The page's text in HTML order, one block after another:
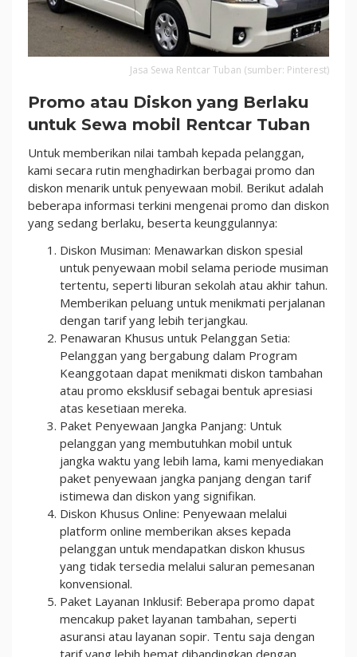
Jasa Sewa Rentcar Tuban (sumber: Pinterest)
Promo atau Diskon yang Berlaku
untuk Sewa mobil Rentcar Tuban
Untuk memberikan nilai tambah kepada pelanggan,
kami secara rutin menghadirkan berbagai promo dan
diskon menarik untuk penyewaan mobil. Berikut adalah
beberapa informasi terkini mengenai promo dan diskon
yang sedang berlaku, beserta keunggulannya:
Diskon Musiman: Menawarkan diskon spesial
untuk penyewaan mobil selama periode musiman
tertentu, seperti liburan sekolah atau akhir tahun.
Memberikan peluang untuk menikmati perjalanan
dengan tarif yang lebih terjangkau.
Penawaran Khusus untuk Pelanggan Setia:
Pelanggan yang bergabung dalam Program
Keanggotaan dapat menikmati diskon tambahan
atau promo eksklusif sebagai bentuk apresiasi
atas kesetiaan mereka.
Paket Penyewaan Jangka Panjang: Untuk
pelanggan yang membutuhkan mobil untuk
jangka waktu yang lebih lama, kami menyediakan
paket penyewaan jangka panjang dengan tarif
istimewa dan diskon yang signifikan.
Diskon Khusus Online: Penyewaan melalui
platform online memberikan akses kepada
pelanggan untuk mendapatkan diskon khusus
yang tidak tersedia melalui saluran pemesanan
konvensional.
Paket Layanan Inklusif: Beberapa promo dapat
mencakup paket layanan tambahan, seperti
asuransi atau layanan sopir. Tentu saja dengan
tarif yang lebih hemat dibandingkan dengan